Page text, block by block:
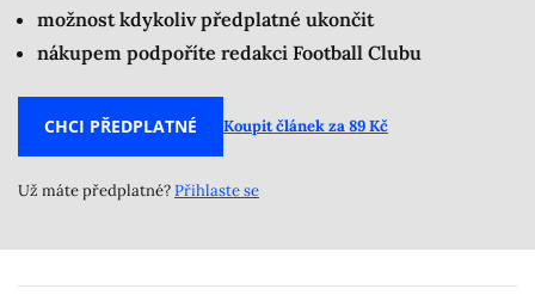
možnost kdykoliv předplatné ukončit
nákupem podpoříte redakci Football Clubu
CHCI PŘEDPLATNÉ Koupit článek za 89 Kč
Už máte předplatné?Přihlaste se